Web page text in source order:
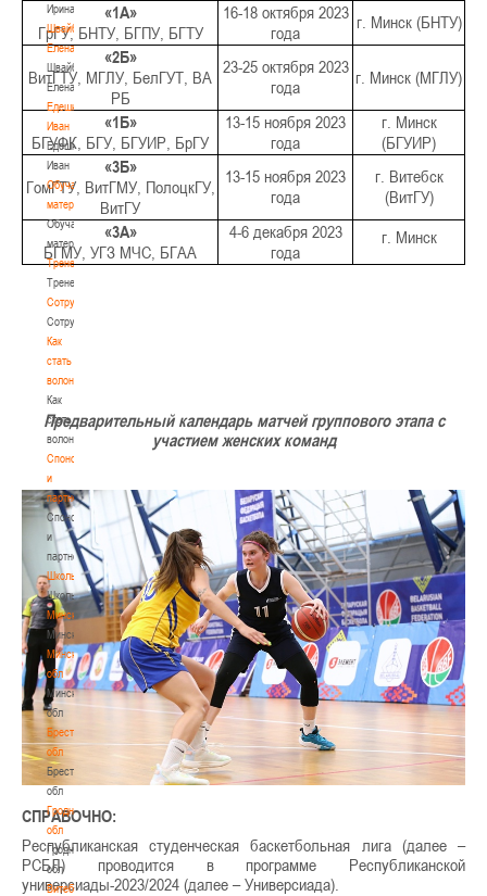
Ирина
Швайбович
Елена
Швайбович
Елена
Едешко
Иван
Едешко
Иван
Обучающие
материалы
Обучающие
материалы
Тренерам
Тренерам
Сотрудничество
Сотрудничество
Как
стать
волонтером
Как
стать
волонтером
Спонсоры
и
партнеры
Спонсоры
и
партнеры
Школы
Школы
Минск
Минск
Минская
обл
Минская
обл
Брестская
обл
Брестская
обл
Гродненская
обл
Гродненская
обл
Витебская
«1А»
ГрГУ, БНТУ, БГПУ, БГТУ
16-18 октября 2023
года
г. Минск (БНТУ)
«2Б»
ВитГТУ, МГЛУ, БелГУТ, ВА
РБ
23-25 октября 2023
года
г. Минск (МГЛУ)
«1Б»
БГУФК, БГУ, БГУИР, БрГУ
13-15 ноября 2023
года
г. Минск
(БГУИР)
«3Б»
ГомГТУ, ВитГМУ, ПолоцкГУ,
ВитГУ
13-15 ноября 2023
года
г. Витебск
(ВитГУ)
«3А»
БГМУ, УГЗ МЧС, БГАА
4-6 декабря 2023
года
г. Минск
Предварительный календарь матчей группового этапа с
участием женских команд
СПРАВОЧНО:
Республиканская студенческая баскетбольная лига (далее –
РСБЛ) проводится в программе Республиканской
универсиады-2023/2024 (далее – Универсиада).